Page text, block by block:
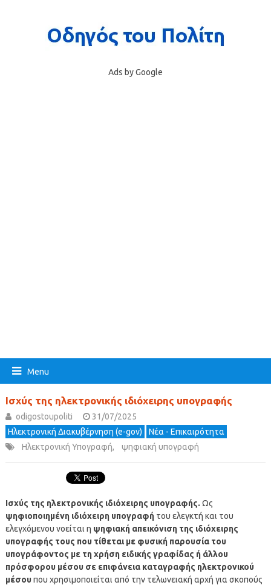
Ads by Google
Menu
Ισχύς της ηλεκτρονικής ιδιόχειρης υπογραφής
odigostoupoliti
31/07/2025
Ηλεκτρονική Διακυβέρνηση (e-gov)
Νέα - Επικαιρότητα
Ηλεκτρονική Υπογραφή, ψηφιακή υπογραφή
Ισχύς της ηλεκτρονικής ιδιόχειρης υπογραφής. Ως
ψηφιοποιημένη ιδιόχειρη υπογραφή του ελεγκτή και του
ελεγχόμενου νοείται η ψηφιακή απεικόνιση της ιδιόχειρης
υπογραφής τους που τίθεται με φυσική παρουσία του
υπογράφοντος με τη χρήση ειδικής γραφίδας ή άλλου
πρόσφορου μέσου σε επιφάνεια καταγραφής ηλεκτρονικού
μέσουπου χρησιμοποιείται από την τελωνειακή αρχή για σκοπούς